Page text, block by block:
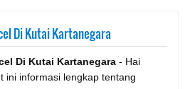
Di Kutai Kartanegara
Di Kutai Kartanegara - Hai
ini informasi lengkap tentang